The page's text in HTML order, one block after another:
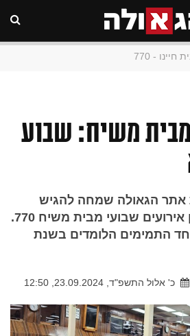
חיינו - 770
מבית משיח: שבוע
אתר הגאולה שמחה להגיש
לטובת הגולשים יומן אירועים שבועי מבית משיח 770.
התמימים הלומדים בשנת
כ' אלול התשפ"ד, 23.09.2024, 12:50